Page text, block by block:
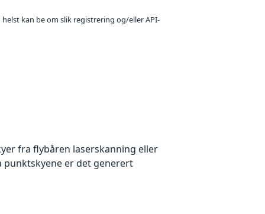
kan be om slik registrering og/eller API-
fra flybåren laserskanning eller
punktskyene er det generert